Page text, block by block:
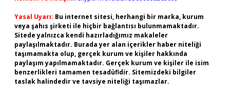
Yasal Uyarı: Bu internet sitesi, herhangi bir marka, kurum
veya şahıs şirketi ile hiçbir bağlantısı bulunmamaktadır.
Sitede yalnızca kendi hazırladığımız makaleler
paylaşılmaktadır. Burada yer alan içerikler haber niteliği
taşımamakta olup, gerçek kurum ve kişiler hakkında
paylaşım yapılmamaktadır. Gerçek kurum ve kişiler ile isim
benzerlikleri tamamen tesadüfidir. Sitemizdeki bilgiler
taslak halindedir ve tavsiye niteliği taşımazlar.